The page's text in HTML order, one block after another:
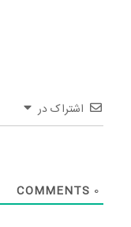
اشتراک در
0